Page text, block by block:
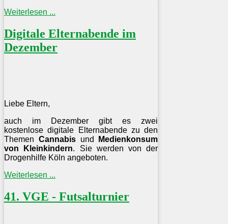
Weiterlesen ...
Digitale Elternabende im
Dezember
Liebe Eltern,
auch im Dezember gibt es zwei
kostenlose digitale Elternabende zu den
Themen Cannabis und Medienkonsum
von Kleinkindern. Sie werden von der
Drogenhilfe Köln angeboten.
Weiterlesen ...
41. VGE - Futsalturnier